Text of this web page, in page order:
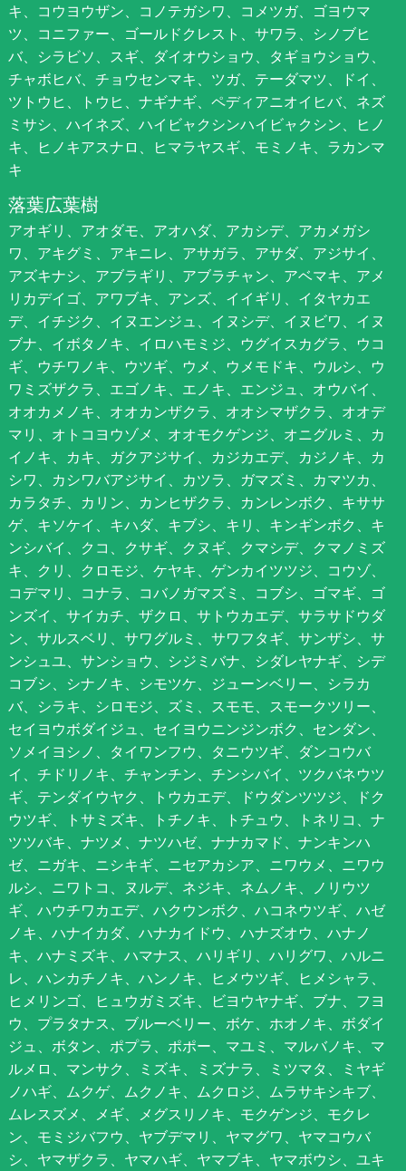
キ、コウヨウザン、コノテガシワ、コメツガ、ゴヨウマ
ツ、コニファー、ゴールドクレスト、サワラ、シノブヒ
バ、シラビソ、スギ、ダイオウショウ、タギョウショウ、
チャボヒバ、チョウセンマキ、ツガ、テーダマツ、ドイ、
ツトウヒ、トウヒ、ナギナギ、ペディアニオイヒバ、ネズ
ミサシ、ハイネズ、ハイビャクシンハイビャクシン、ヒノ
キ、ヒノキアスナロ、ヒマラヤスギ、モミノキ、ラカンマ
キ
落葉広葉樹
アオギリ、アオダモ、アオハダ、アカシデ、アカメガシ
ワ、アキグミ、アキニレ、アサガラ、アサダ、アジサイ、
アズキナシ、アブラギリ、アブラチャン、アベマキ、アメ
リカデイゴ、アワブキ、アンズ、イイギリ、イタヤカエ
デ、イチジク、イヌエンジュ、イヌシデ、イヌビワ、イヌ
ブナ、イボタノキ、イロハモミジ、ウグイスカグラ、ウコ
ギ、ウチワノキ、ウツギ、ウメ、ウメモドキ、ウルシ、ウ
ワミズザクラ、エゴノキ、エノキ、エンジュ、オウバイ、
オオカメノキ、オオカンザクラ、オオシマザクラ、オオデ
マリ、オトコヨウゾメ、オオモクゲンジ、オニグルミ、カ
イノキ、カキ、ガクアジサイ、カジカエデ、カジノキ、カ
シワ、カシワバアジサイ、カツラ、ガマズミ、カマツカ、
カラタチ、カリン、カンヒザクラ、カンレンボク、キササ
ゲ、キソケイ、キハダ、キブシ、キリ、キンギンボク、キ
ンシバイ、クコ、クサギ、クヌギ、クマシデ、クマノミズ
キ、クリ、クロモジ、ケヤキ、ゲンカイツツジ、コウゾ、
コデマリ、コナラ、コバノガマズミ、コブシ、ゴマギ、ゴ
ンズイ、サイカチ、ザクロ、サトウカエデ、サラサドウダ
ン、サルスベリ、サワグルミ、サワフタギ、サンザシ、サ
ンシュユ、サンショウ、シジミバナ、シダレヤナギ、シデ
コブシ、シナノキ、シモツケ、ジューンベリー、シラカ
バ、シラキ、シロモジ、ズミ、スモモ、スモークツリー、
セイヨウボダイジュ、セイヨウニンジンボク、センダン、
ソメイヨシノ、タイワンフウ、タニウツギ、ダンコウバ
イ、チドリノキ、チャンチン、チンシバイ、ツクバネウツ
ギ、テンダイウヤク、トウカエデ、ドウダンツツジ、ドク
ウツギ、トサミズキ、トチノキ、トチュウ、トネリコ、ナ
ツツバキ、ナツメ、ナツハゼ、ナナカマド、ナンキンハ
ゼ、ニガキ、ニシキギ、ニセアカシア、ニワウメ、ニワウ
ルシ、ニワトコ、ヌルデ、ネジキ、ネムノキ、ノリウツ
ギ、ハウチワカエデ、ハクウンボク、ハコネウツギ、ハゼ
ノキ、ハナイカダ、ハナカイドウ、ハナズオウ、ハナノ
キ、ハナミズキ、ハマナス、ハリギリ、ハリグワ、ハルニ
レ、ハンカチノキ、ハンノキ、ヒメウツギ、ヒメシャラ、
ヒメリンゴ、ヒュウガミズキ、ビヨウヤナギ、ブナ、フヨ
ウ、プラタナス、ブルーベリー、ボケ、ホオノキ、ボダイ
ジュ、ボタン、ポプラ、ポポー、マユミ、マルバノキ、マ
ルメロ、マンサク、ミズキ、ミズナラ、ミツマタ、ミヤギ
ノハギ、ムクゲ、ムクノキ、ムクロジ、ムラサキシキブ、
ムレスズメ、メギ、メグスリノキ、モクゲンジ、モクレ
ン、モミジバフウ、ヤブデマリ、ヤマグワ、ヤマコウバ
シ、ヤマザクラ、ヤマハギ、ヤマブキ、ヤマボウシ、ユキ